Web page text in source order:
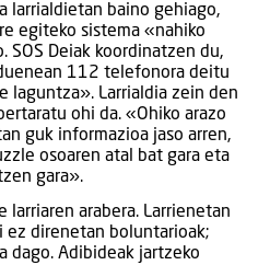
larrialdietan baino gehiago,
egiteko sistema «nahiko
SOS Deiak koordinatzen du,
112 telefonora deitu
laguntza». Larrialdia zein den
ohi da. «Ohiko arazo
guk informazioa jaso arren,
osoaren atal bat gara eta
gara».
larriaren arabera. Larrienetan
ez direnetan boluntarioak;
dago. Adibideak jartzeko